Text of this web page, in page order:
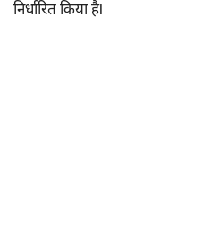
निर्धारित किया हैl